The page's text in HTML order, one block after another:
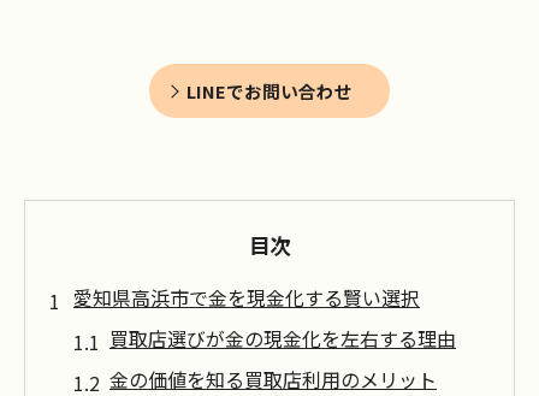
LINEでお問い合わせ
目次
愛知県高浜市で金を現金化する賢い選択
買取店選びが金の現金化を左右する理由
金の価値を知る買取店利用のメリット